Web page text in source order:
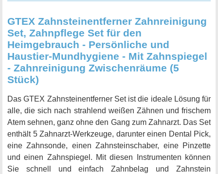
GTEX Zahnsteinentferner Zahnreinigung
Set, Zahnpflege Set für den
Heimgebrauch - Persönliche und
Haustier-Mundhygiene - Mit Zahnspiegel
- Zahnreinigung Zwischenräume (5
Stück)
Das GTEX Zahnsteinentferner Set ist die ideale Lösung für
alle, die sich nach strahlend weißen Zähnen und frischem
Atem sehnen, ganz ohne den Gang zum Zahnarzt. Das Set
enthält 5 Zahnarzt-Werkzeuge, darunter einen Dental Pick,
eine Zahnsonde, einen Zahnsteinschaber, eine Pinzette
und einen Zahnspiegel. Mit diesen Instrumenten können
Sie schnell und einfach Zahnbelag und Zahnstein